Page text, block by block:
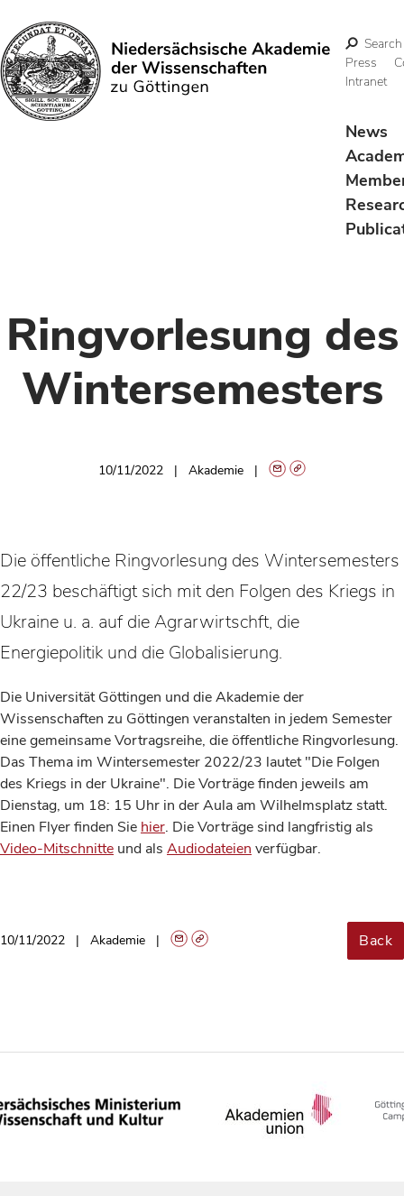
Search
Search
Press
Intranet
News
Ringvorlesung des
Wintersemesters
10/11/2022 Akademie
Die öffentliche Ringvorlesung des Wintersemesters
22/23 beschäftigt sich mit den Folgen des Kriegs in
Ukraine u. a. auf die Agrarwirtschft, die
Energiepolitik und die Globalisierung.
Die Universität Göttingen und die Akademie der
Wissenschaften zu Göttingen veranstalten in jedem Semester
eine gemeinsame Vortragsreihe, die öffentliche Ringvorlesung.
Das Thema im Wintersemester 2022/23 lautet "Die Folgen
des Kriegs in der Ukraine". Die Vorträge finden jeweils am
Dienstag, um 18: 15 Uhr in der Aula am Wilhelmsplatz statt.
Einen Flyer finden Sie hier. Die Vorträge sind langfristig als
Video-Mitschnitte und als Audiodateien verfügbar.
10/11/2022 Akademie Back